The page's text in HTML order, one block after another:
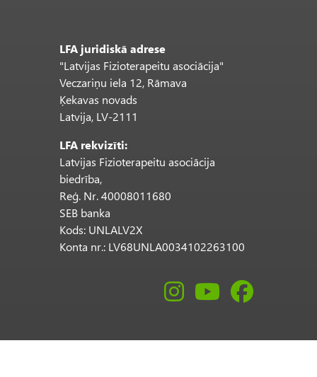
LFA juridiskā adrese
"Latvijas Fizioterapeitu asociācija"
Veczariņu iela 12, Rāmava
Ķekavas novads
Latvija, LV-2111
LFA rekvizīti:
Latvijas Fizioterapeitu asociācija
biedrība,
Reģ. Nr. 40008011680
SEB banka
Kods: UNLALV2X
Konta nr.: LV68UNLA0034102263100